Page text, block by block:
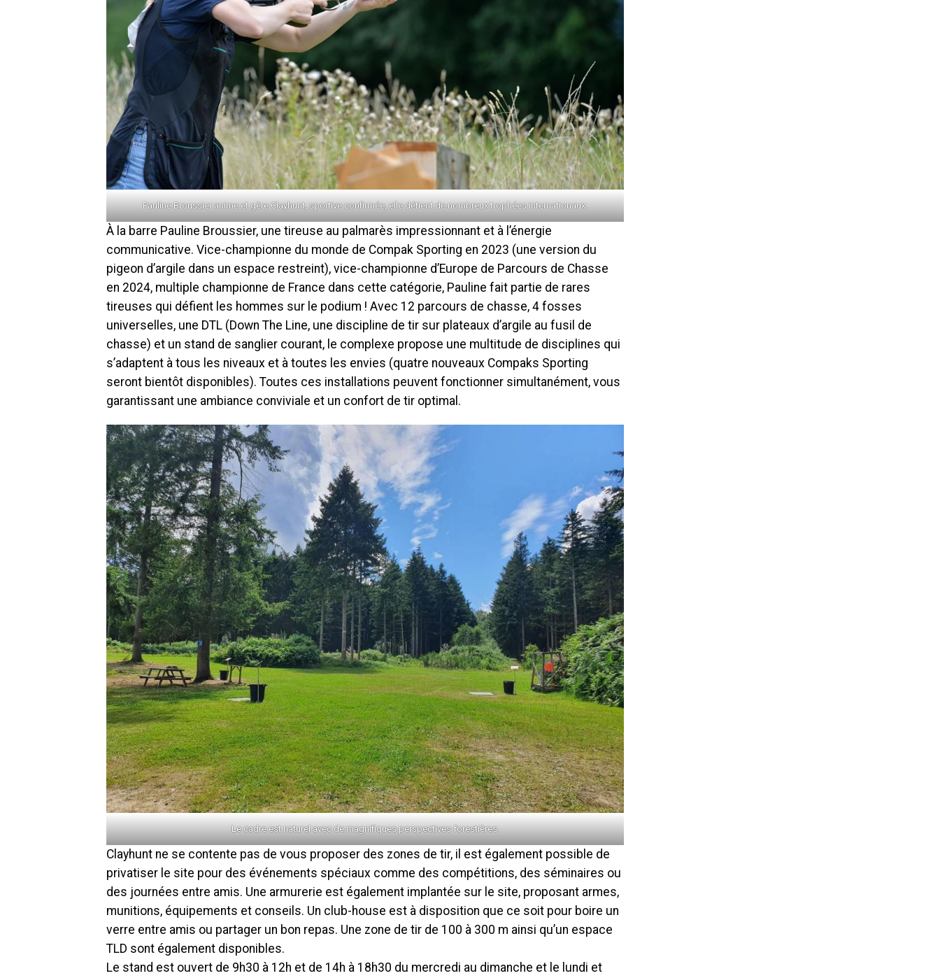
Pauline Broussier anime et gère Clayhunt, sportive confirmée, elle détient de nombreux trophées internationaux.
À la barre Pauline Broussier, une tireuse au palmarès impressionnant et à l’énergie
communicative. Vice-championne du monde de Compak Sporting en 2023 (une version du
pigeon d’argile dans un espace restreint), vice-championne d’Europe de Parcours de Chasse
en 2024, multiple championne de France dans cette catégorie, Pauline fait partie de rares
tireuses qui défient les hommes sur le podium ! Avec 12 parcours de chasse, 4 fosses
universelles, une DTL (Down The Line, une discipline de tir sur plateaux d’argile au fusil de
chasse) et un stand de sanglier courant, le complexe propose une multitude de disciplines qui
s’adaptent à tous les niveaux et à toutes les envies (quatre nouveaux Compaks Sporting
seront bientôt disponibles). Toutes ces installations peuvent fonctionner simultanément, vous
garantissant une ambiance conviviale et un confort de tir optimal.
Le cadre est naturel avec de magnifiques perspectives forestières.
Clayhunt ne se contente pas de vous proposer des zones de tir, il est également possible de
privatiser le site pour des événements spéciaux comme des compétitions, des séminaires ou
des journées entre amis. Une armurerie est également implantée sur le site, proposant armes,
munitions, équipements et conseils. Un club-house est à disposition que ce soit pour boire un
verre entre amis ou partager un bon repas. Une zone de tir de 100 à 300 m ainsi qu’un espace
TLD sont également disponibles.
Le stand est ouvert de 9h30 à 12h et de 14h à 18h30 du mercredi au dimanche et le lundi et